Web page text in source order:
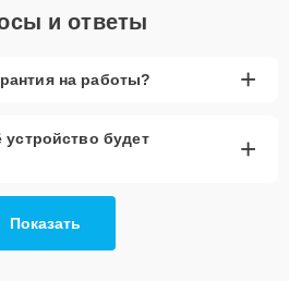
и ответы
на работы? +
устройство будет
+
Показать